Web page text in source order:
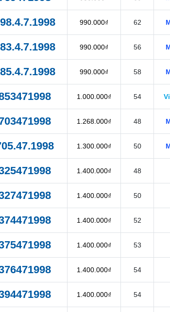
990.000₫ 62
990.000₫ 56
990.000₫ 58
1.000.000₫ 54
1.268.000₫ 48
1.300.000₫ 50
1.400.000₫ 48
1.400.000₫ 50
1.400.000₫ 52
1.400.000₫ 53
1.400.000₫ 54
1.400.000₫ 54